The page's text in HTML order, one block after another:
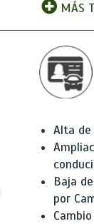
MÁS
Alta
Baja
por